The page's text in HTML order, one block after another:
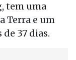
tem uma
Terra e um
37 dias.